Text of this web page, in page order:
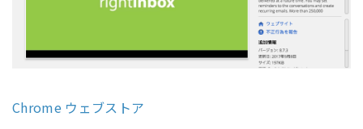
Chrome ウェブストア